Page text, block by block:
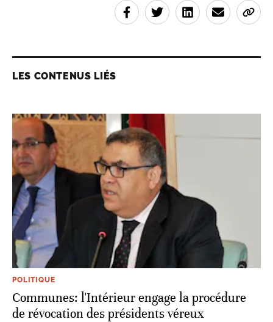
LES CONTENUS LIÉS
POLITIQUE
Communes: l'Intérieur engage la procédure
de révocation des présidents véreux